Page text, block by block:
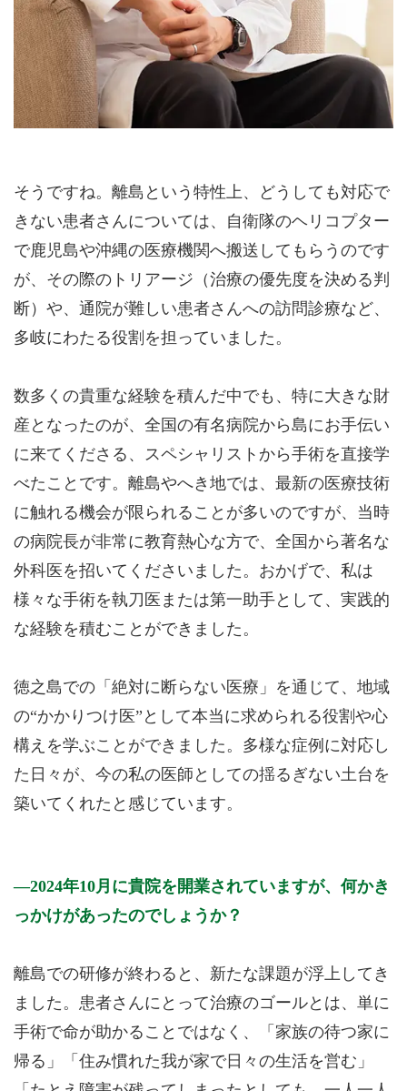
そうですね。離島という特性上、どうしても対応で
きない患者さんについては、自衛隊のヘリコプター
で鹿児島や沖縄の医療機関へ搬送してもらうのです
が、その際のトリアージ（治療の優先度を決める判
断）や、通院が難しい患者さんへの訪問診療など、
多岐にわたる役割を担っていました。
数多くの貴重な経験を積んだ中でも、特に大きな財
産となったのが、全国の有名病院から島にお手伝い
に来てくださる、スペシャリストから手術を直接学
べたことです。離島やへき地では、最新の医療技術
に触れる機会が限られることが多いのですが、当時
の病院長が非常に教育熱心な方で、全国から著名な
外科医を招いてくださいました。おかげで、私は
様々な手術を執刀医または第一助手として、実践的
な経験を積むことができました。
徳之島での「絶対に断らない医療」を通じて、地域
の“かかりつけ医”として本当に求められる役割や心
構えを学ぶことができました。多様な症例に対応し
た日々が、今の私の医師としての揺るぎない土台を
築いてくれたと感じています。
2024年10月に貴院を開業されていますが、何かき
っかけがあったのでしょうか？
離島での研修が終わると、新たな課題が浮上してき
ました。患者さんにとって治療のゴールとは、単に
手術で命が助かることではなく、「家族の待つ家に
帰る」「住み慣れた我が家で日々の生活を営む」